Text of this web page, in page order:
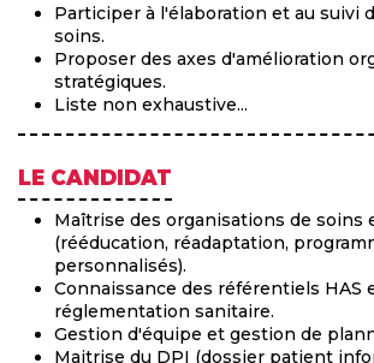
Participer à l'élaboration et au suivi
soins.
Proposer des axes d'amélioration
stratégiques.
Liste non exhaustive...
LE CANDIDAT
Maîtrise des organisations de soins
(rééducation, réadaptation,
personnalisés).
Connaissance des référentiels HAS
réglementation sanitaire.
Gestion d'équipe et gestion de
Maitrise du DPI (dossier patient